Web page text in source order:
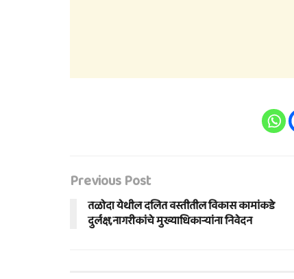
Previous Post
तळोदा येथील दलित वस्तीतील विकास कामांकडे
दुर्लक्ष,नागरीकांचे मुख्याधिकार्‍यांना निवेदन